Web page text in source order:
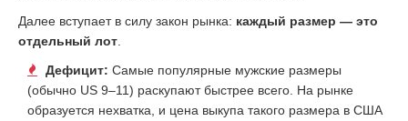
Далее вступает в силу закон рынка: каждый размер — это
отдельный лот
Дефицит: Самые популярные мужские размеры
(обычно US 9–11) раскупают быстрее всего. На рынке
образуется нехватка, и цена выкупа такого размера в США